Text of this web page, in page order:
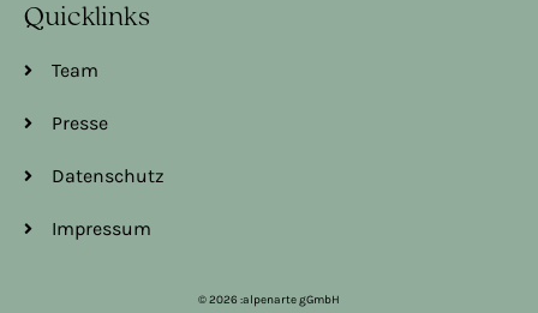
Quicklinks
Team
Presse
Datenschutz
Impressum
© 2026 :alpenarte gGmbH